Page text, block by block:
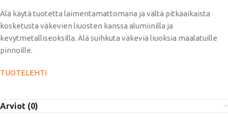
Älä käytä tuotetta laimentamattomana ja vältä pitkäaikaista
kosketusta väkevien liuosten kanssa alumiinilla ja
kevytmetalliseoksilla. Älä suihkuta väkeviä liuoksia maalatuille
pinnoille.
TUOTELEHTI
Arviot (0)